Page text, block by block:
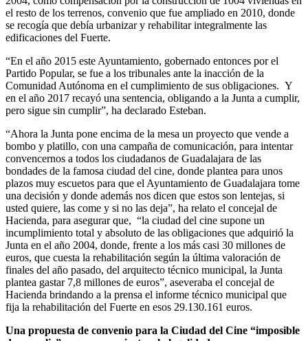
el resto de los terrenos, convenio que fue ampliado en 2010, donde
se recogía que debía urbanizar y rehabilitar integralmente las
edificaciones del Fuerte.
“En el año 2015 este Ayuntamiento, gobernado entonces por el
Partido Popular, se fue a los tribunales ante la inacción de la
Comunidad Autónoma en el cumplimiento de sus obligaciones. Y
en el año 2017 recayó una sentencia, obligando a la Junta a cumplir,
pero sigue sin cumplir”, ha declarado Esteban.
“Ahora la Junta pone encima de la mesa un proyecto que vende a
bombo y platillo, con una campaña de comunicación, para intentar
convencernos a todos los ciudadanos de Guadalajara de las
bondades de la famosa ciudad del cine, donde plantea para unos
plazos muy escuetos para que el Ayuntamiento de Guadalajara tome
una decisión y donde además nos dicen que estos son lentejas, si
usted quiere, las come y si no las deja”, ha relato el concejal de
Hacienda, para asegurar que, “la ciudad del cine supone un
incumplimiento total y absoluto de las obligaciones que adquirió la
Junta en el año 2004, donde, frente a los más casi 30 millones de
euros, que cuesta la rehabilitación según la última valoración de
finales del año pasado, del arquitecto técnico municipal, la Junta
plantea gastar 7,8 millones de euros”, aseveraba el concejal de
Hacienda brindando a la prensa el informe técnico municipal que
fija la rehabilitación del Fuerte en esos 29.130.161 euros.
Una propuesta de convenio para la Ciudad del Cine “imposible